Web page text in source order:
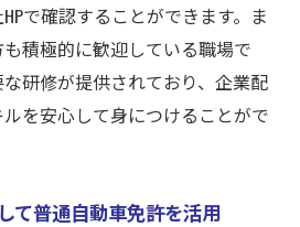
で確認することができます。ま
積極的に歓迎している職場で
研修が提供されており、企業配
を安心して身につけることがで
て普通自動車免許を活用